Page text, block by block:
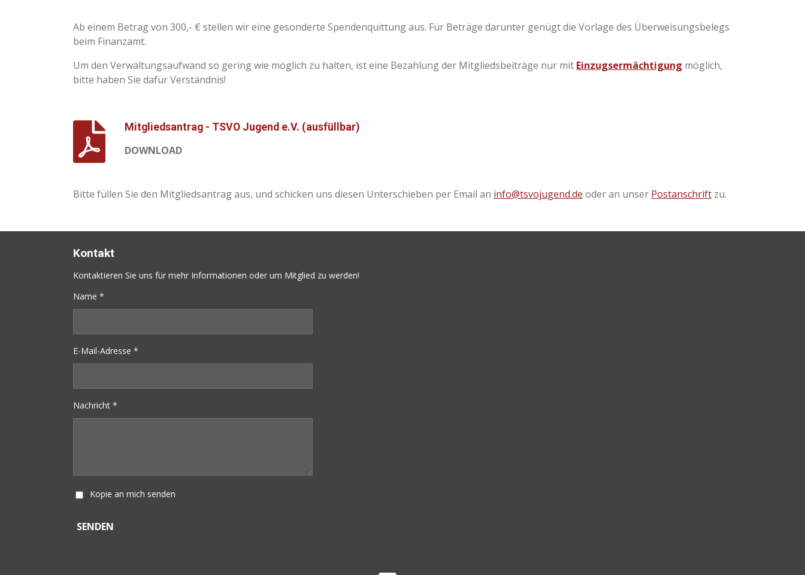
Ab einem Betrag von 300,- € stellen wir eine gesonderte Spendenquittung aus. Für Beträge darunter genügt die Vorlage des Überweisungsbelegs
beim Finanzamt.
Um den Verwaltungsaufwand so gering wie möglich zu halten, ist eine Bezahlung der Mitgliedsbeiträge nur mit Einzugsermächtigung möglich,
bitte haben Sie dafür Verständnis!
Mitgliedsantrag - TSVO Jugend e.V. (ausfüllbar)
DOWNLOAD
Bitte füllen Sie den Mitgliedsantrag aus, und schicken uns diesen Unterschieben per Email an info@tsvojugend.de oder an unser Postanschrift zu.
Kontakt
Kontaktieren Sie uns für mehr Informationen oder um Mitglied zu werden!
Name *
E-Mail-Adresse *
Nachricht *
Kopie an mich senden
SENDEN